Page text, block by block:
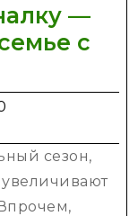
—
с
сезон,